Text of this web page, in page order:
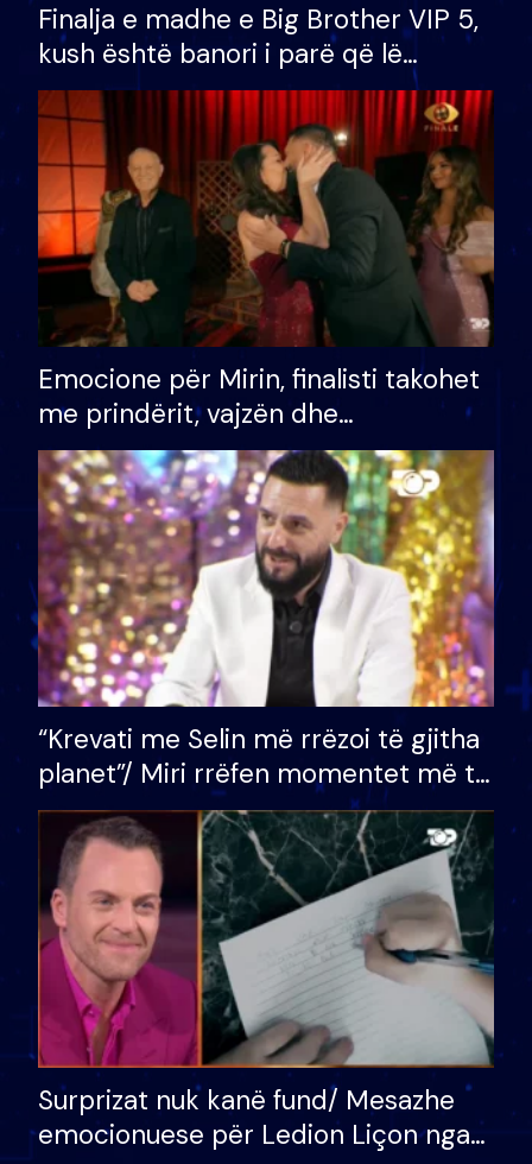
Finalja e madhe e Big Brother VIP 5,
kush është banori i parë që lë
shtëpinë dhe humb mundësinë për
të fituar çmimin e madh
Emocione për Mirin, finalisti takohet
me prindërit, vajzën dhe
bashkëshorten: S’kemi ndonjë letër
divorci apo jo?
“Krevati me Selin më rrëzoi të gjitha
planet”/ Miri rrëfen momentet më të
bukura në shtëpinë e BB VIP: Do më
mungojë zilja e mëngjesit kur…
Surprizat nuk kanë fund/ Mesazhe
emocionuese për Ledion Liçon nga